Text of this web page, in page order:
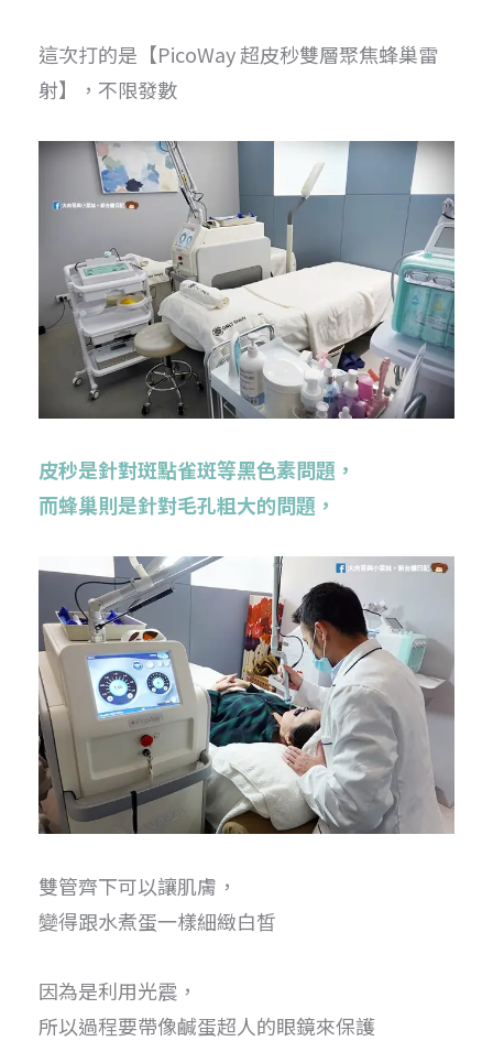
這次打的是【PicoWay 超皮秒雙層聚焦蜂巢雷
射】，不限發數
皮秒是針對斑點雀斑等黑色素問題，
而蜂巢則是針對毛孔粗大的問題，
雙管齊下可以讓肌膚，
變得跟水煮蛋一樣細緻白皙
因為是利用光震，
所以過程要帶像鹹蛋超人的眼鏡來保護